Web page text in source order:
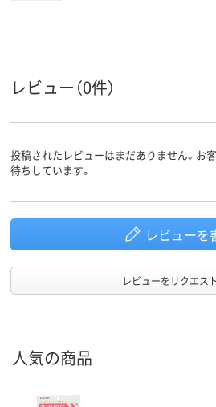
レビュー（0件）
投稿されたレビューはまだありません。お
待ちしています。
レビューを
レビューをリクエス
人気の商品